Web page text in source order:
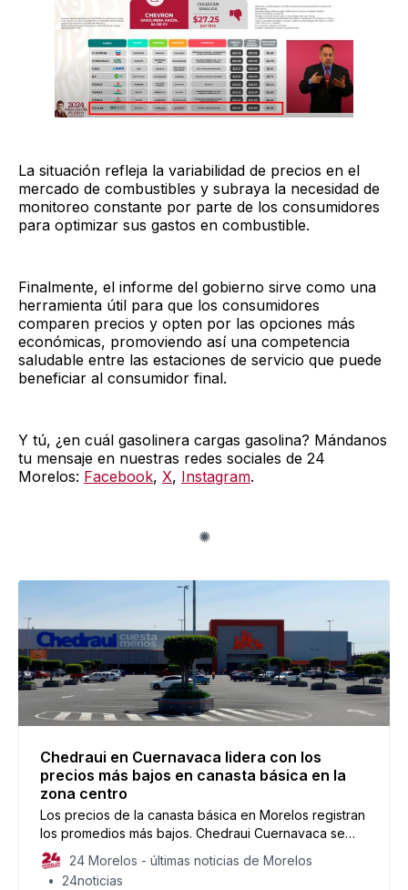
La situación refleja la variabilidad de precios en el
mercado de combustibles y subraya la necesidad de
monitoreo constante por parte de los consumidores
para optimizar sus gastos en combustible.
Finalmente, el informe del gobierno sirve como una
herramienta útil para que los consumidores
comparen precios y opten por las opciones más
económicas, promoviendo así una competencia
saludable entre las estaciones de servicio que puede
beneficiar al consumidor final.
Y tú, ¿en cuál gasolinera cargas gasolina? Mándanos
tu mensaje en nuestras redes sociales de 24
Morelos: Facebook, X, Instagram.
Chedraui en Cuernavaca lidera con los
precios más bajos en canasta básica en la
zona centro
Los precios de la canasta básica en Morelos registran
los promedios más bajos. Chedraui Cuernavaca se
destaca como el líder de los precios bajos.
24 Morelos - últimas noticias de Morelos
24noticias